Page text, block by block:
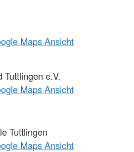
Maps Ansicht
Tuttlingen e.V.
Maps Ansicht
Tuttlingen
Maps Ansicht